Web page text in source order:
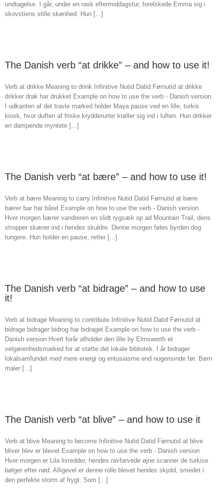
undtagelse. I går, under en rask eftermiddagstur, forelskede Emma sig i
skovstiens stille skønhed. Hun [...]
The Danish verb “at drikke” – and how to use it!
Verb at drikke Meaning to drink Infinitive Nutid Datid Førnutid at drikke
drikker drak har drukket Example on how to use the verb - Danish version
I udkanten af det travle marked holder Maya pause ved en lille, turkis
kiosk, hvor duften af friske krydderurter krøller sig ind i luften. Hun drikker
en dampende myntete [...]
The Danish verb “at bære” – and how to use it!
Verb at bære Meaning to carry Infinitive Nutid Datid Førnutid at bære
bærer bar har båret Example on how to use the verb - Danish version
Hver morgen bærer vandreren en slidt rygsæk op ad Mountain Trail, dens
stropper skærer ind i hendes skuldre. Denne morgen føles byrden dog
tungere. Hun holder en pause, retter [...]
The Danish verb “at bidrage” – and how to use
it!
Verb at bidrage Meaning to contribute Infinitive Nutid Datid Førnutid at
bidrage bidrager bidrog har bidraget Example on how to use the verb -
Danish version Hvert forår afholder den lille by Elmsworth et
velgørenhedsmarked for at støtte det lokale bibliotek. I år bidrager
lokalsamfundet med mere energi og entusiasme end nogensinde før. Børn
maler [...]
The Danish verb “at blive” – and how to use it
Verb at blive Meaning to become Infinitive Nutid Datid Førnutid at blive
bliver blev er blevet Example on how to use the verb - Danish version
Hver morgen er Lila livredder, hendes ravfarvede øjne scanner de turkise
bølger efter nød. Alligevel er denne rolle blevet hendes skjold, smedet i
den perfekte storm af frygt. Som [...]